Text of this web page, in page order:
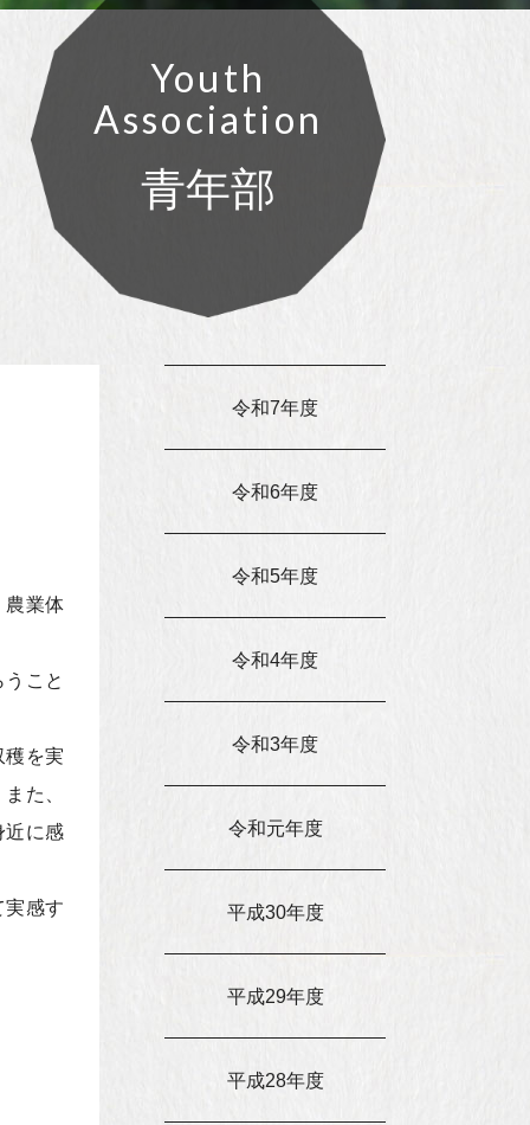
Youth
Association
青年部
農業体
こと
を実
た、
近に感
感す
令和7年度
令和6年度
令和5年度
令和4年度
令和3年度
令和元年度
平成30年度
平成29年度
平成28年度